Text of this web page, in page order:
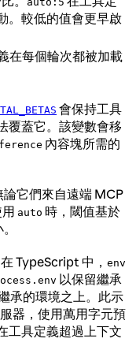
。較低的值會更早啟
在每個輪次都被加載
會保持工具
覆蓋它。該變數會移
內容塊所需的
它們來自遠端 MCP
auto 時，閾值基於
TypeScript 中， env
以保留繼承
承的環境之上。此示
器，使用萬用字元預
工具定義超過上下文